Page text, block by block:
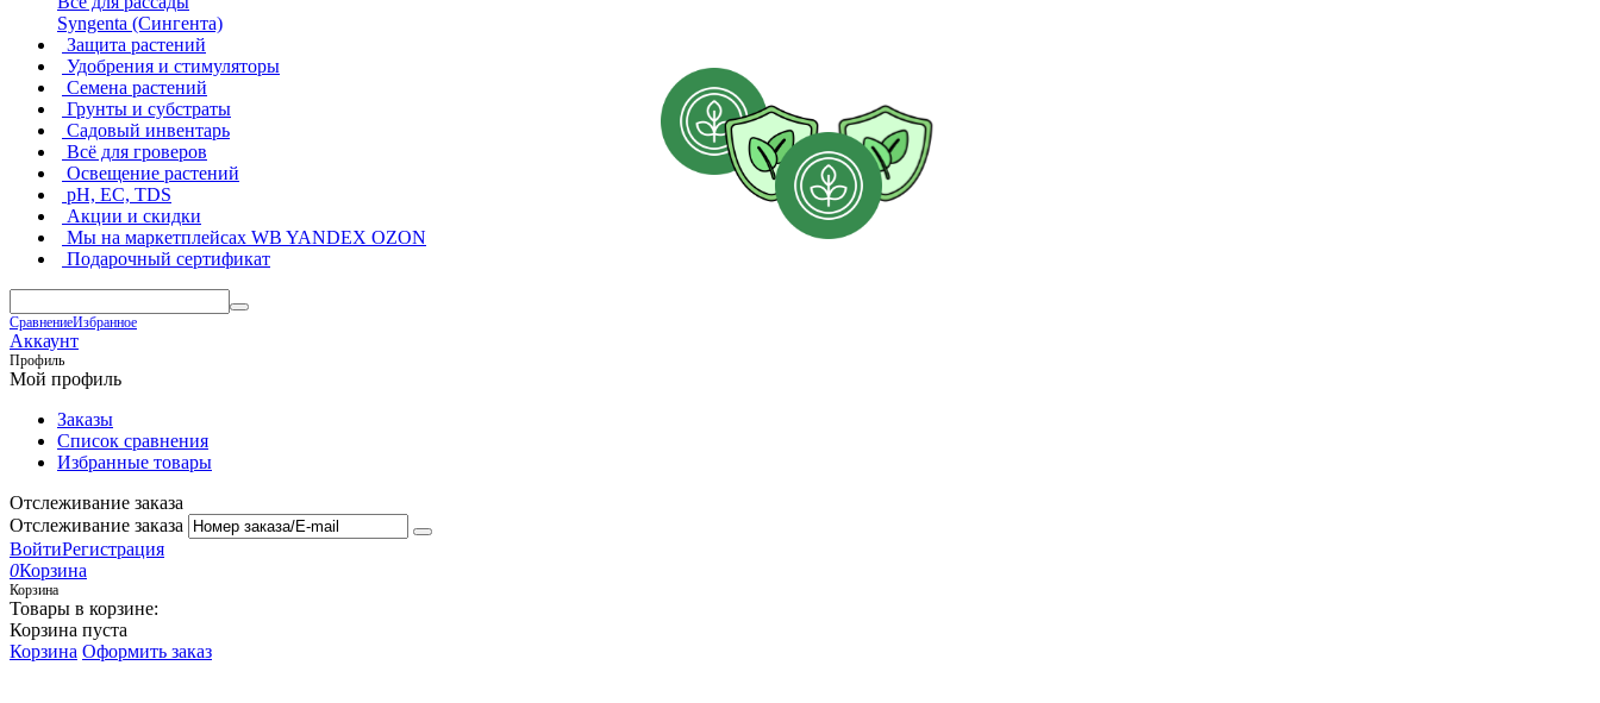
Syngenta (Сингента)
Защита растений
Удобрения и стимуляторы
Семена растений
Грунты и субстраты
Садовый инвентарь
Всё для гроверов
Освещение растений
pH, EC, TDS
Акции и скидки
Мы на маркетплейсах WB YANDEX OZON
Подарочный сертификат
СравнениеИзбранное
Профиль
Аккаунт
Мой профиль
Заказы
Список сравнения
Избранные товары
Отслеживание заказа
Отслеживание заказа
ВойтиРегистрация
Корзина
0Корзина
Товары в корзине:
Корзина пуста
Корзина Оформить заказ